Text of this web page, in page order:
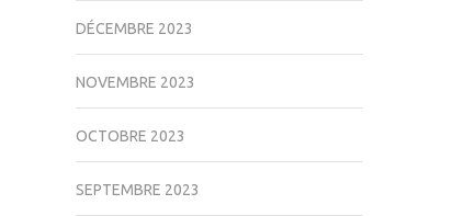
DÉCEMBRE 2023
NOVEMBRE 2023
OCTOBRE 2023
SEPTEMBRE 2023